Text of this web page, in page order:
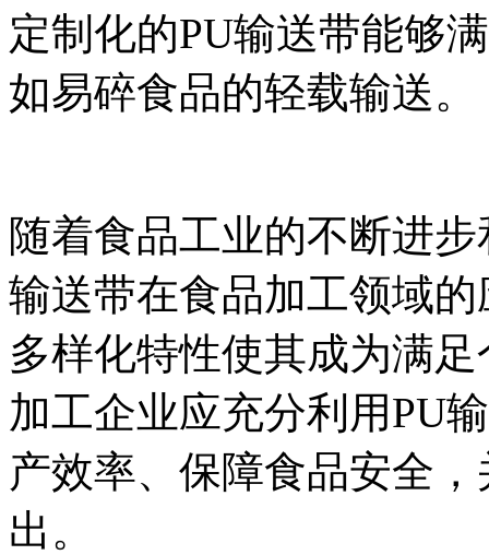
定制化的PU输送带能够
如易碎食品的轻载输送。
随着食品工业的不断进
输送带在食品加工领域
多样化特性使其成为满
加工企业应充分利用PU
产效率、保障食品安全
出。